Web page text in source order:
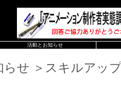
活動とお知らせ
らせ ＞スキルアッ